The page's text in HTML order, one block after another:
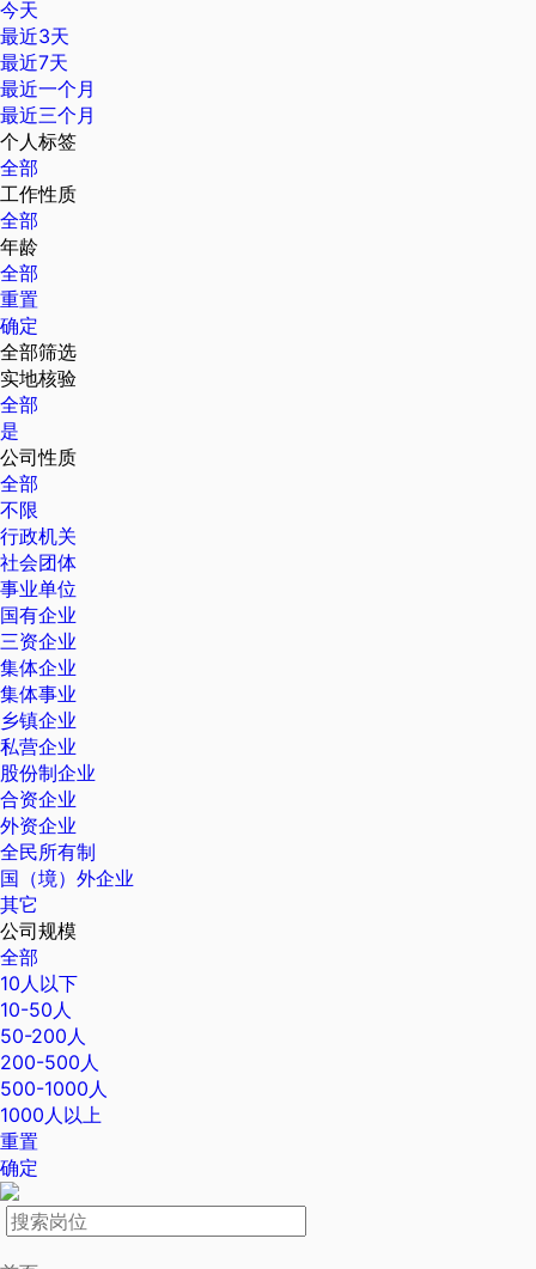
今天
最近3天
最近7天
最近一个月
最近三个月
个人标签
全部
工作性质
全部
年龄
全部
重置
确定
全部筛选
实地核验
全部
是
公司性质
全部
不限
行政机关
社会团体
事业单位
国有企业
三资企业
集体企业
集体事业
乡镇企业
私营企业
股份制企业
合资企业
外资企业
全民所有制
国（境）外企业
其它
公司规模
全部
10人以下
10-50人
50-200人
200-500人
500-1000人
1000人以上
重置
确定